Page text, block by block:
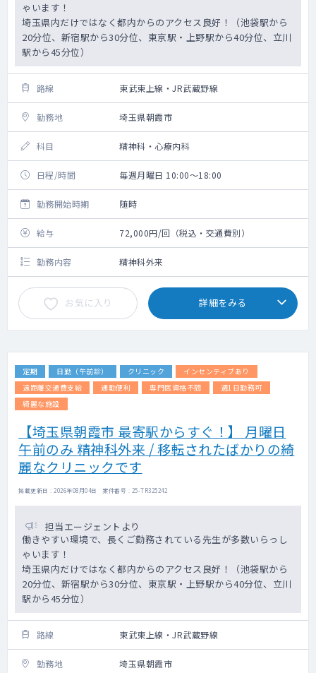
ゃいます！
埼玉県内だけではなく都内からのアクセス良好！（池袋駅から
20分位、新宿駅から30分位、東京駅・上野駅から40分位、立川
駅から45分位）
路線 東武東上線・JR武蔵野線
勤務地 埼玉県朝霞市
科目 精神科・心療内科
日程/時間 毎週月曜日 10:00～18:00
勤務開始時期 随時
給与 72,000円/回（税込・交通費別）
勤務内容 精神科外来
お気に入り 詳細をみる
定期 日勤（午前診） クリニック
インセンティブあり
遠距離交通費支給
通勤便利 専門医資格不問
週1日勤務可
綺麗な施設
【埼玉県朝霞市 最寄駅からすぐ！】 月曜日
午前のみ 精神科外来 / 移転されたばかりの綺
麗なクリニックです
掲載更新日 : 2026年08月04日 案件番号 : 25-TR325242
担当エージェントより
働きやすい環境で、長くご勤務されている先生が多数いらっし
ゃいます！
埼玉県内だけではなく都内からのアクセス良好！（池袋駅から
20分位、新宿駅から30分位、東京駅・上野駅から40分位、立川
駅から45分位）
路線 東武東上線・JR武蔵野線
勤務地 埼玉県朝霞市